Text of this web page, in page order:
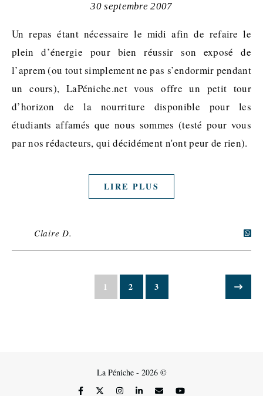
30 septembre 2007
Un repas étant nécessaire le midi afin de refaire le
plein d’énergie pour bien réussir son exposé de
l’aprem (ou tout simplement ne pas s’endormir pendant
un cours), LaPéniche.net vous offre un petit tour
d’horizon de la nourriture disponible pour les
étudiants affamés que nous sommes (testé pour vous
par nos rédacteurs, qui décidément n'ont peur de rien).
LIRE PLUS
Claire D.
1 2 3
La Péniche - 2026 ©